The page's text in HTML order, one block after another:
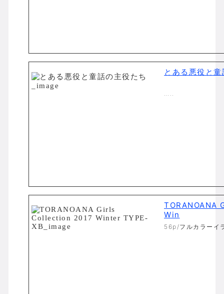
とある悪役と
…..
Win
56p/フルカラーイ